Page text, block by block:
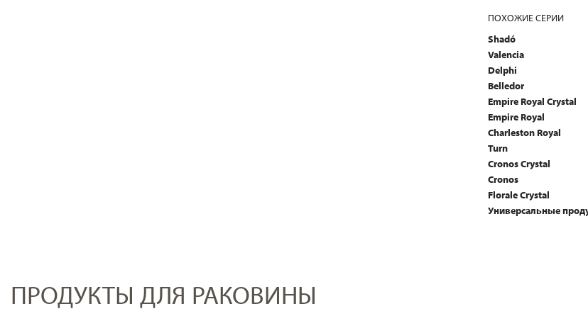
ПОХОЖИЕ СЕРИИ
Shadó
Valencia
Delphi
Belledor
Empire Royal Crystal
Empire Royal
Charleston Royal
Turn
Cronos Crystal
Cronos
Florale Crystal
Универсальные
ПРОДУКТЫ ДЛЯ РАКОВИНЫ